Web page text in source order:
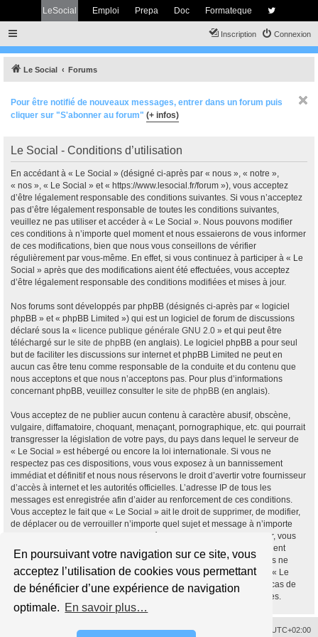
En poursuivant votre navigation sur ce site, vous
acceptez l’utilisation de cookies vous permettant
de bénéficier d’une expérience de navigation
optimale. En savoir plus…
LeSocial Emploi Prepa Doc Formateque
Connexion
Inscription
Le Social Forums
Pour être notifié de nouveaux messages, entrer dans un forum puis
cliquer sur "S'abonner au forum" (+ infos)
Le Social - Conditions d’utilisation
En accédant à « Le Social » (désigné ci-après par « nous », « notre »,
« nos », « Le Social » et « https://www.lesocial.fr/forum »), vous acceptez
d’être légalement responsable des conditions suivantes. Si vous n’acceptez
pas d’être légalement responsable de toutes les conditions suivantes,
veuillez ne pas utiliser et accéder à « Le Social ». Nous pouvons modifier
ces conditions à n’importe quel moment et nous essaierons de vous informer
de ces modifications, bien que nous vous conseillons de vérifier
régulièrement par vous-même. En effet, si vous continuez à participer à « Le
Social » après que des modifications aient été effectuées, vous acceptez
d’être légalement responsable des conditions modifiées et mises à jour.
Nos forums sont développés par phpBB (désignés ci-après par « logiciel
phpBB » et « phpBB Limited ») qui est un logiciel de forum de discussions
déclaré sous la « licence publique générale GNU 2.0 » et qui peut être
téléchargé sur le site de phpBB (en anglais). Le logiciel phpBB a pour seul
but de faciliter les discussions sur internet et phpBB Limited ne peut en
aucun cas être tenu comme responsable de la conduite et du contenu que
nous acceptons et que nous n’acceptons pas. Pour plus d’informations
concernant phpBB, veuillez consulter le site de phpBB (en anglais).
Vous acceptez de ne publier aucun contenu à caractère abusif, obscène,
vulgaire, diffamatoire, choquant, menaçant, pornographique, etc. qui pourrait
transgresser la législation de votre pays, du pays dans lequel le serveur de
« Le Social » est hébergé ou encore la loi internationale. Si vous ne
respectez pas ces dispositions, vous vous exposez à un bannissement
immédiat et définitif et nous nous réservons le droit d’avertir votre fournisseur
d’accès à internet et les autorités officielles. L’adresse IP de tous les
messages est enregistrée afin d’aider au renforcement de ces conditions.
Vous acceptez le fait que « Le Social » ait le droit de supprimer, de modifier,
de déplacer ou de verrouiller n’importe quel sujet et message à n’importe
quel moment si nous estimons cela nécessaire. En tant qu’utilisateur, vous
acceptez que toutes les informations que vous avez renseignées soient
enregistrées dans notre base de données. Bien que ces informations ne
seront pas diffusées à une tierce partie sans votre consentement, ni « Le
Social », ni phpBB, ne pourront être tenus comme responsables en cas de
tentative de piratage informatique visant à compromettre vos données.
UTC+02:00
Supprimer les cookies